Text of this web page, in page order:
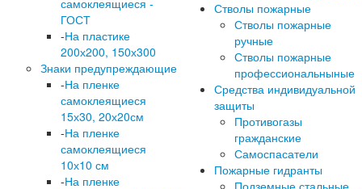
самоклеящиеся -
ГОСТ
-На пластике
200х200, 150х300
Знаки предупреждающие
-На пленке
самоклеящиеся
15х30, 20х20см
-На пленке
самоклеящиеся
10х10 см
-На пленке
Стволы пожарные
Стволы пожарные
ручные
Стволы пожарные
профессиональныные
Средства индивидуальной
защиты
Противогазы
гражданские
Самоспасатели
Пожарные гидранты